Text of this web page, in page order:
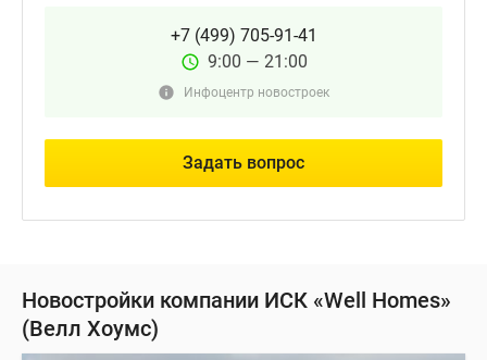
+7 (499) 705-91-41
9:00 — 21:00
Инфоцентр новостроек
Задать вопрос
Новостройки компании ИСК «Well Homes»
(Велл Хоумс)